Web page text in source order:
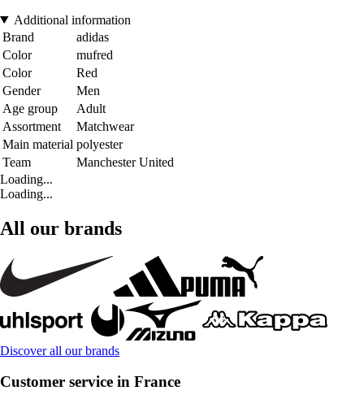
Additional information
Brand
adidas
Color
mufred
Color
Red
Gender
Men
Age group
Adult
Assortment
Matchwear
Main material polyester
Team
Manchester United
Loading...
Loading...
All our brands
Discover all our brands
Customer service in France